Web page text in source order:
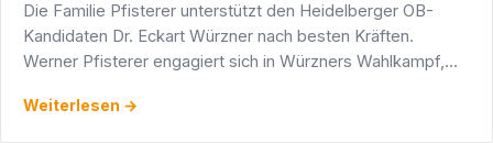
Die Familie Pfisterer unterstützt den Heidelberger OB-
Kandidaten Dr. Eckart Würzner nach besten Kräften.
Werner Pfisterer engagiert sich in Würzners Wahlkampf,
Weiterlesen →